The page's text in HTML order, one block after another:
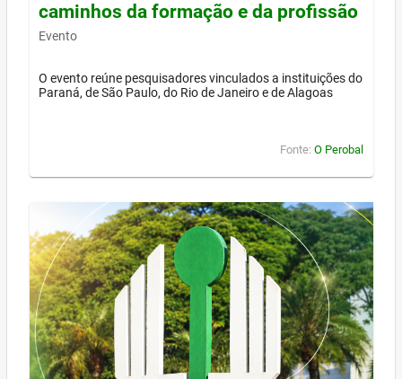
caminhos da formação e da profissão
Evento
O evento reúne pesquisadores vinculados a instituições do
Paraná, de São Paulo, do Rio de Janeiro e de Alagoas
Fonte: O Perobal